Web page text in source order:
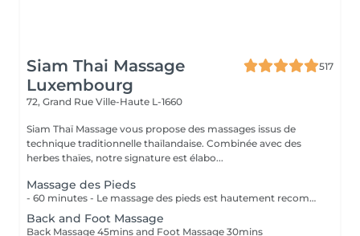
Siam Thai Massage
Luxembourg
517
72, Grand Rue Ville-Haute L-1660
Siam Thaï Massage vous propose des massages issus de
technique traditionnelle thaïlandaise. Combinée avec des
herbes thaïes, notre signature est élabo...
Massage des Pieds
- 60 minutes - Le massage des pieds est hautement recommandé pour ceux qui ont les pieds et les jambes fatiguées. Soulage le stress et stimule la circulation du corps, des maux tels que la fatigue, les niveaux de basse énergie, les pointes de douleurs peuvent être aussi soulagés par des points de pressions.
Back and Foot Massage
Back Massage 45mins and Foot Massage 30mins